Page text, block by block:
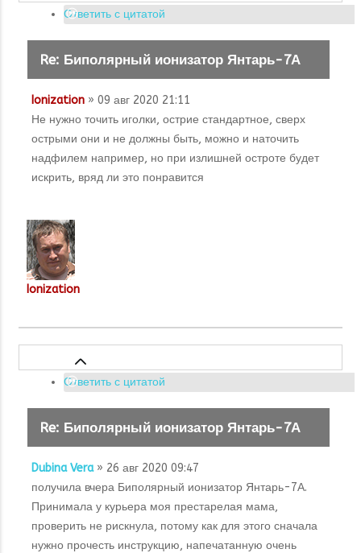
Ответить с цитатой
Re: Биполярный ионизатор Янтарь-7А
Ionization » 09 авг 2020 21:11
Не нужно точить иголки, острие стандартное, сверх
острыми они и не должны быть, можно и наточить
надфилем например, но при излишней остроте будет
искрить, вряд ли это понравится
Ionization
Ответить с цитатой
Re: Биполярный ионизатор Янтарь-7А
Dubina Vera» 26 авг 2020 09:47
получила вчера Биполярный ионизатор Янтарь-7А.
Принимала у курьера моя престарелая мама,
проверить не рискнула, потому как для этого сначала
нужно прочесть инструкцию, напечатанную очень